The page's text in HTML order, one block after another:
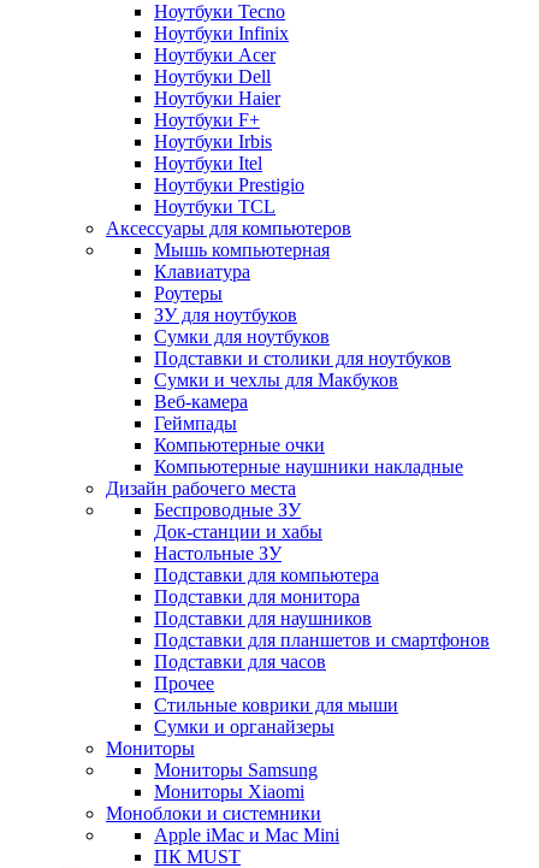
Ноутбуки Tecno
Ноутбуки Infinix
Ноутбуки Acer
Ноутбуки Dell
Ноутбуки Haier
Ноутбуки F+
Ноутбуки Irbis
Ноутбуки Itel
Ноутбуки Prestigio
Ноутбуки TCL
Аксессуары для компьютеров
Мышь компьютерная
Клавиатура
Роутеры
ЗУ для ноутбуков
Сумки для ноутбуков
Подставки и столики для ноутбуков
Сумки и чехлы для Макбуков
Веб-камера
Геймпады
Компьютерные очки
Компьютерные наушники накладные
Дизайн рабочего места
Беспроводные ЗУ
Док-станции и хабы
Настольные ЗУ
Подставки для компьютера
Подставки для монитора
Подставки для наушников
Подставки для планшетов и смартфонов
Подставки для часов
Прочее
Стильные коврики для мыши
Сумки и органайзеры
Мониторы
Мониторы Samsung
Мониторы Xiaomi
Моноблоки и системники
Apple iMac и Mac Mini
ПК MUST